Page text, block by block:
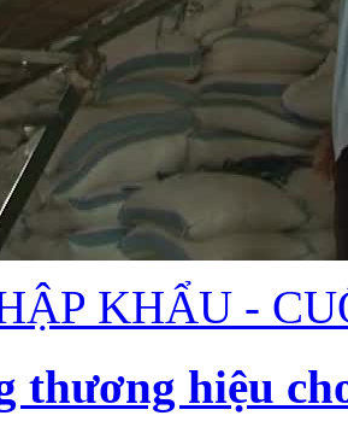
KHẨU -
thương hiệu